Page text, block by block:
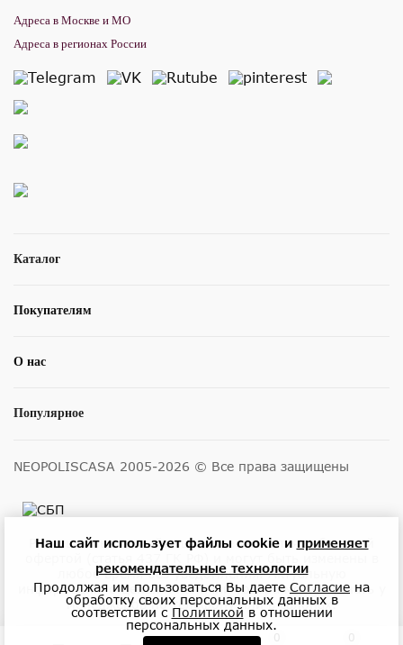
Каталог
Покупателям
О нас
Популярное
Адреса в Москве и МО
Адреса в регионах России
NEOPOLISCASA 2005-2026 © Все права защищены
Размещенные на сайте цены не являются публичной
любое время без уведомления. Актуальную
информацию о ценах и наличии товара можно узнать у
менеджеров по телефону или в салонах.
Наш сайт использует файлы cookie и применяет
рекомендательные технологии
Продолжая им пользоваться Вы даете Согласие на
обработку своих персональных данных в
соответствии с Политикой в отношении
персональных данных.